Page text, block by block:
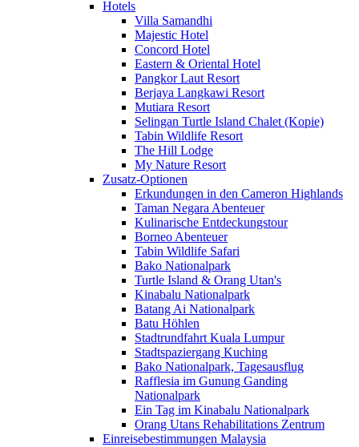
Hotels
Villa Samandhi
Majestic Hotel
Concord Hotel
Eastern & Oriental Hotel
Pangkor Laut Resort
Berjaya Langkawi Resort
Mutiara Resort
Selingan Turtle Island Chalet (Kopie)
Tabin Wildlife Resort
The Hill Lodge
My Nature Resort
Zusatz-Optionen
Erkundungen in den Cameron Highlands
Taman Negara Abenteuer
Kulinarische Entdeckungstour
Borneo Abenteuer
Tabin Wildlife Safari
Bako Nationalpark
Turtle Island & Orang Utan's
Kinabalu Nationalpark
Batang Ai Nationalpark
Batu Höhlen
Stadtrundfahrt Kuala Lumpur
Stadtspaziergang Kuching
Bako Nationalpark, Tagesausflug
Rafflesia im Gunung Ganding
Nationalpark
Ein Tag im Kinabalu Nationalpark
Orang Utans Rehabilitations Zentrum
Einreisebestimmungen Malaysia